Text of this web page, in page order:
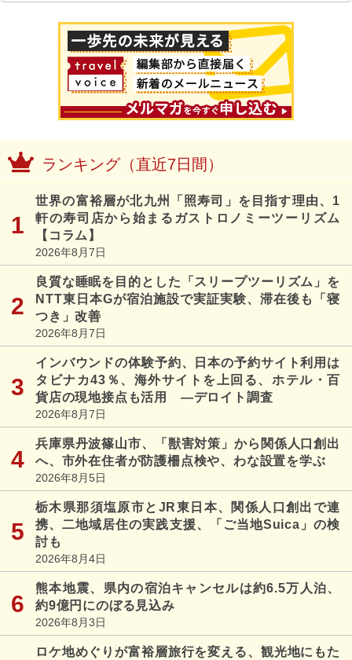
ランキング（直近7日間）
世界の富裕層が北九州「照寿司」を目指す理由、1
軒の寿司店から始まるガストロノミーツーリズム
【コラム】
2026年8月7日
良質な睡眠を目的とした「スリープツーリズム」を
NTT東日本Gが宿泊施設で実証実験、滞在後も「寝
つき」改善
2026年8月7日
インバウンドの体験予約、日本の予約サイト利用は
タビナカ43％、海外サイトを上回る、ホテル・百
貨店の現地接点も活用 ―デロイト調査
2026年8月7日
兵庫県丹波篠山市、「獣害対策」から関係人口創出
へ、市外在住者が防護柵点検や、わな設置を学ぶ
2026年8月5日
栃木県那須塩原市とJR東日本、関係人口創出で連
携、二地域居住の実践支援、「ご当地Suica」の検
討も
2026年8月4日
熊本地震、県内の宿泊キャンセルは約6.5万人泊、
約9億円にのぼる見込み
2026年8月3日
ロケ地めぐりが富裕層旅行を変える、観光地にもた